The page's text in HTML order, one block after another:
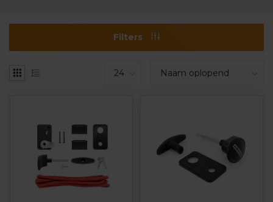
Filters